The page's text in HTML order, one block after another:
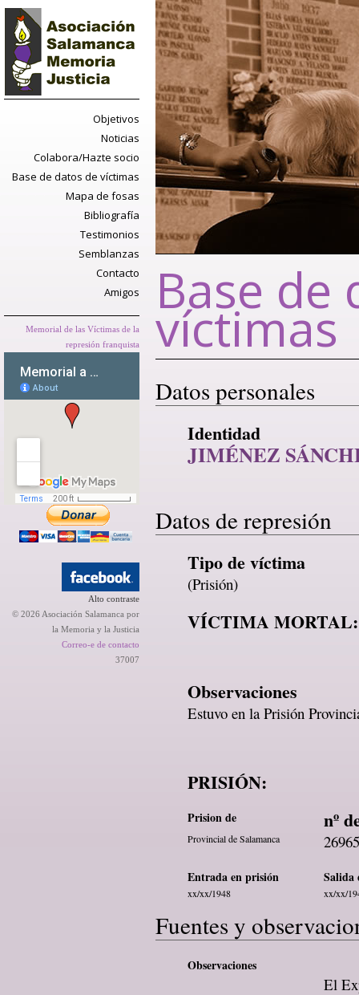
Objetivos
Noticias
Colabora/Hazte socio
Base de datos de víctimas
Mapa de fosas
Bibliografía
Testimonios
Semblanzas
Contacto
Amigos
Memorial de las Víctimas de la
represión franquista
Alto contraste
© 2026 Asociación Salamanca por
la Memoria y la Justicia
Correo-e de contacto
37007
Base de
víctimas
Datos personales
Identidad
JIMÉNEZ
Datos de represión
Tipo de víctima
(Prisión)
VÍCTIMA MORTAL:
Observaciones
Estuvo en la Prisión
PRISIÓN:
Prision de nº
Provincial de Salamanca 26965
Entrada en prisión Salida
xx/xx/1948 xx/xx/
Fuentes y
Observaciones
El